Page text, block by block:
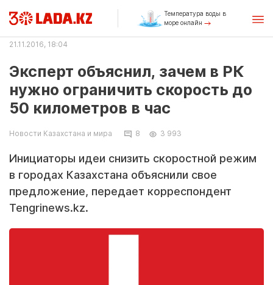
Температура воды в
море онлайн
21.11.2016, 18:04
Эксперт объяснил, зачем в РК
нужно ограничить скорость до
50 километров в час
Новости Казахстана и мира 8 3 993
Инициаторы идеи снизить скоростной режим
в городах Казахстана объяснили свое
предложение, передает корреспондент
Tengrinews.kz.